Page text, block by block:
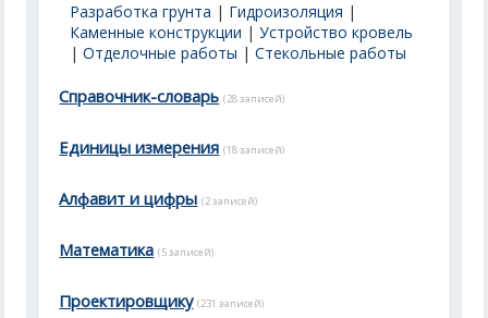
Разработка грунта | Гидроизоляция |
Каменные конструкции |Устройство кровель
|Отделочные работы |Стекольные работы
Справочник-словарь (28 записей)
Единицы измерения (18 записей)
Алфавит и цифры (2 записей)
Математика (5 записей)
Проектировщику (231 записей)